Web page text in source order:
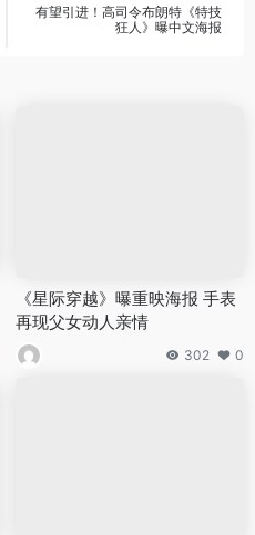
有望引进！高司令布朗特《特技
狂人》曝中文海报
《星际穿越》曝重映海报 手表
再现父女动人亲情
302 0